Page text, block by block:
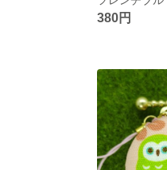
380円